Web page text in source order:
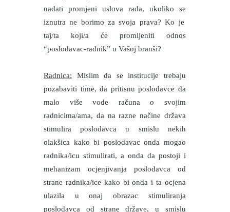
nadati promjeni uslova rada, ukoliko se
iznutra ne borimo za svoja prava? Ko je
taj/ta koji/a će promijeniti odnos
“poslodavac-radnik” u Vašoj branši?
Radnica: Mislim da se institucije trebaju
pozabaviti time, da pritisnu poslodavce da
malo više vode računa o svojim
radnicima/ama, da na razne načine država
stimulira poslodavca u smislu nekih
olakšica kako bi poslodavac onda mogao
radnika/icu stimulirati, a onda da postoji i
mehanizam ocjenjivanja poslodavca od
strane radnika/ice kako bi onda i ta ocjena
ulazila u onaj obrazac stimuliranja
poslodavca od strane države, u smislu